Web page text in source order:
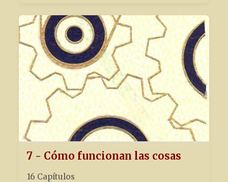
7 - Cómo funcionan las cosas
16 Capítulos